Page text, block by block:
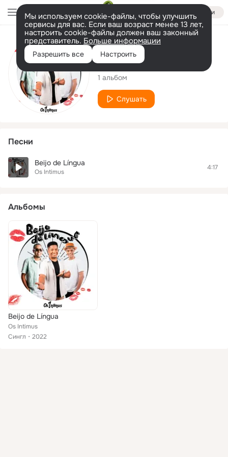
Войти
Мы используем cookie-файлы, чтобы улучшить
сервисы для вас. Если ваш возраст менее 13 лет,
настроить cookie-файлы должен ваш законный
представитель. Больше информации
Разрешить все Настроить
Исполнитель
Os Intimus
1 альбом
Слушать
Песни
Beijo de Língua
Os Intimus
4:17
Альбомы
Beijo de Língua
Os Intimus
Сингл
2022